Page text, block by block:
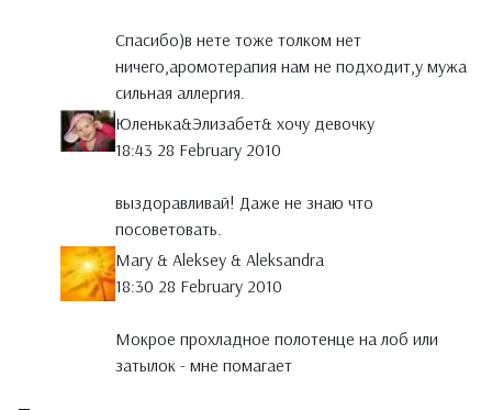
Спасибо)в нете тоже толком нет
ничего,аромотерапия нам не подходит,у мужа
сильная аллергия.
Юленька&Элизабет& хочу девочку
18:43 28 February 2010
выздоравливай! Даже не знаю что
посоветовать.
Mary & Aleksey & Aleksandra
18:30 28 February 2010
Мокрое прохладное полотенце на лоб или
затылок - мне помагает